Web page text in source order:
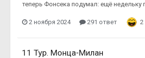
теперь Фонсека подумал: ещё недельку
2 ноября 2024 291 ответ 2
11 Тур. Монца-Милан